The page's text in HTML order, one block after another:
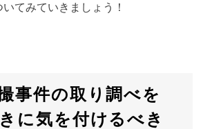
いてみていきましょう！
事件の取り調べを
に気を付けるべき